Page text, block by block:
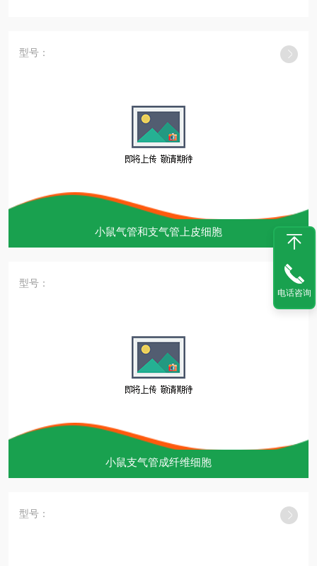
型号：
小鼠气管和支气管上皮细胞
型号：
小鼠支气管成纤维细胞
型号：
电话咨询